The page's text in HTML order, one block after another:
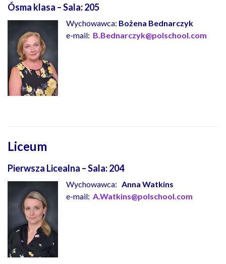
Ósma klasa – Sala:205
Wychowawca: Bożena Bednarczyk
e-mail: B.Bednarczyk@polschool.com
Liceum
Pierwsza Licealna – Sala:204
Wychowawca: Anna Watkins
e-mail: A.Watkins@polschool.com